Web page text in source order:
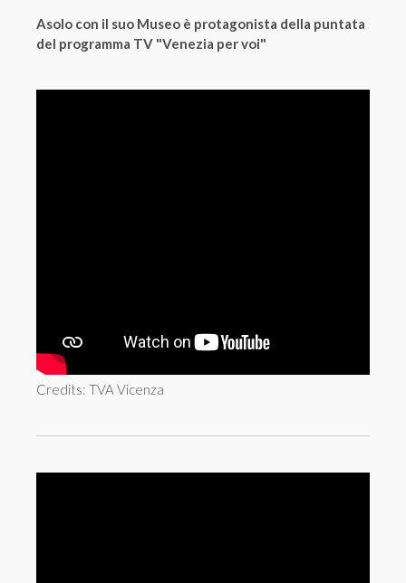
Asolo con il suo Museo è protagonista della puntata
del programma TV "Venezia per voi"
Credits: TVA Vicenza